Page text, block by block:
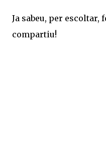
Ja sabeu, per escoltar,
compartiu!